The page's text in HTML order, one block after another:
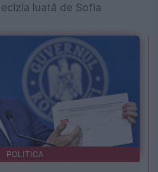
luată de Sofia
POLITICA